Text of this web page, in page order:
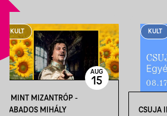
KULT
M, MINT MIZANTRÓP -
SZABADOS MIHÁLY
AUG
15
KULT
CSUJA